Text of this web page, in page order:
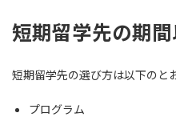
短期留学先の期
短期留学先の選び方は以下のと
プログラム